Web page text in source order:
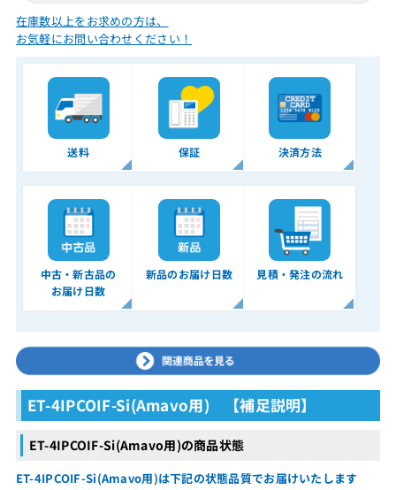
在庫数以上をお求めの方は、
お気軽にお問い合わせください！
送料 保証 決済方法
中古・新古品の
お届け日数
新品のお届け日数 見積・発注の流れ
ET-4IPCOIF-Si(Amavo用) 【補足説明】
ET-4IPCOIF-Si(Amavo用)の商品状態
ET-4IPCOIF-Si(Amavo用)は下記の状態品質でお届けいたします